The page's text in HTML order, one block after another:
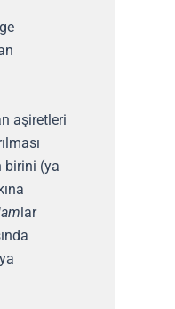
aşiretleri
birini (ya
lar